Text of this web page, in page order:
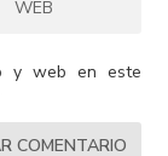
y web en este